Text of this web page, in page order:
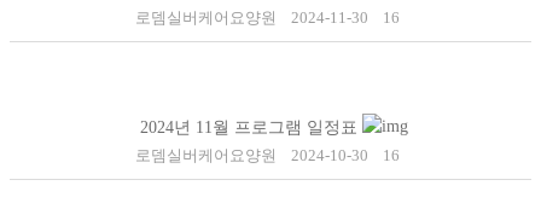
로뎀실버케어요양원
2024-11-30 16
2024년 11월 프로그램 일정표
로뎀실버케어요양원
2024-10-30 16